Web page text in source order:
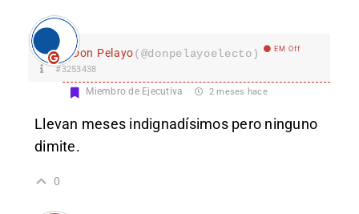
Don Pelayo(@donpelayoelecto) EM Off
#3253438
Miembro de Ejecutiva 2 meses hace
Llevan meses indignadísimos pero ninguno
dimite.
0